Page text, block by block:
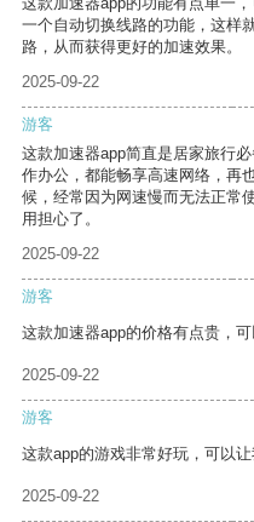
一个自动切换线路的功能，这样
路，从而获得更好的加速效果。
2025-09-22
游客
这款加速器app简直是居家旅行
作办公，都能畅享高速网络，再
候，经常因为网速慢而无法正常
用担心了。
2025-09-22
游客
这款加速器app的价格有点贵，
2025-09-22
游客
这款app的游戏非常好玩，可以让
2025-09-22